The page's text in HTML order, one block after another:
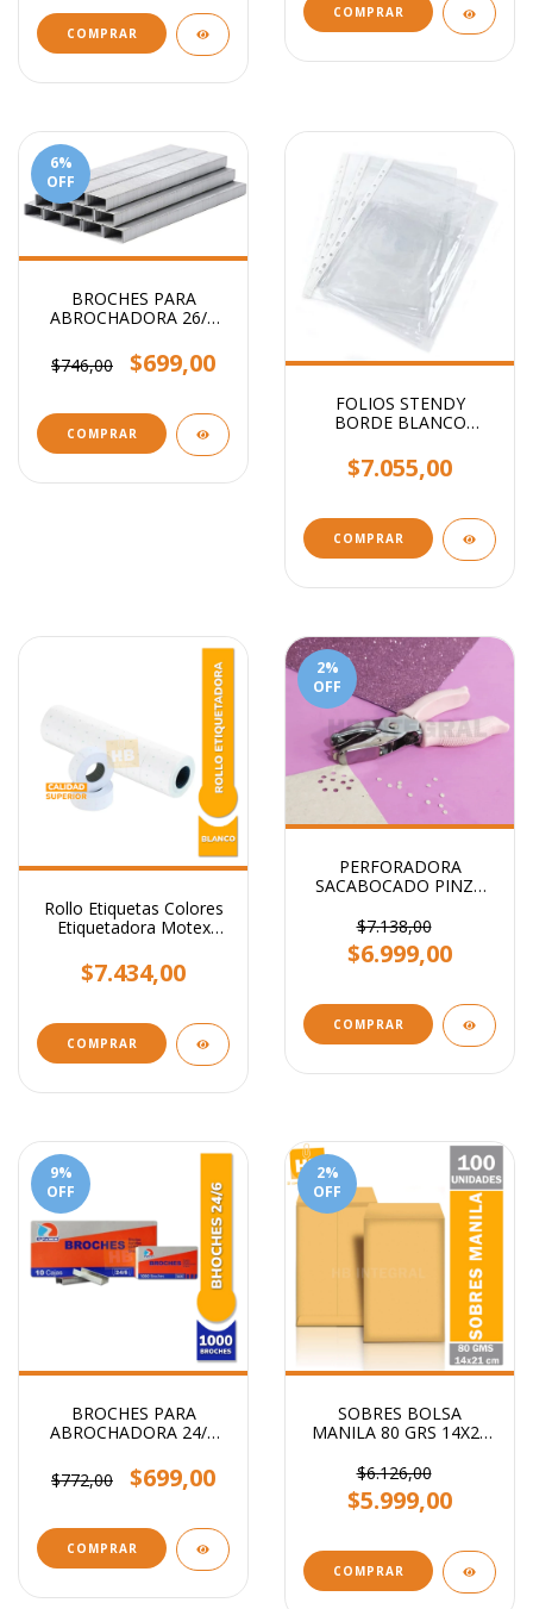
COMPRAR
6%
OFF
BROCHES PARA
ABROCHADORA 26/6
$746,00
$699,00
COMPRAR
FOLIOS STENDY
BORDE BLANCO
UNIDADES
$7.055,00
COMPRAR
Rollo Etiquetas Colores
Etiquetadora Motex
$7.434,00
COMPRAR
2%
OFF
PERFORADORA
SACABOCADO PINZA
etiquetas
$7.138,00
$6.999,00
9%
OFF
BROCHES PARA
ABROCHADORA 24/6
$772,00
$699,00
COMPRAR
2%
OFF
SOBRES BOLSA
MANILA 80 GRS 14X21
$6.126,00
$5.999,00
COMPRAR